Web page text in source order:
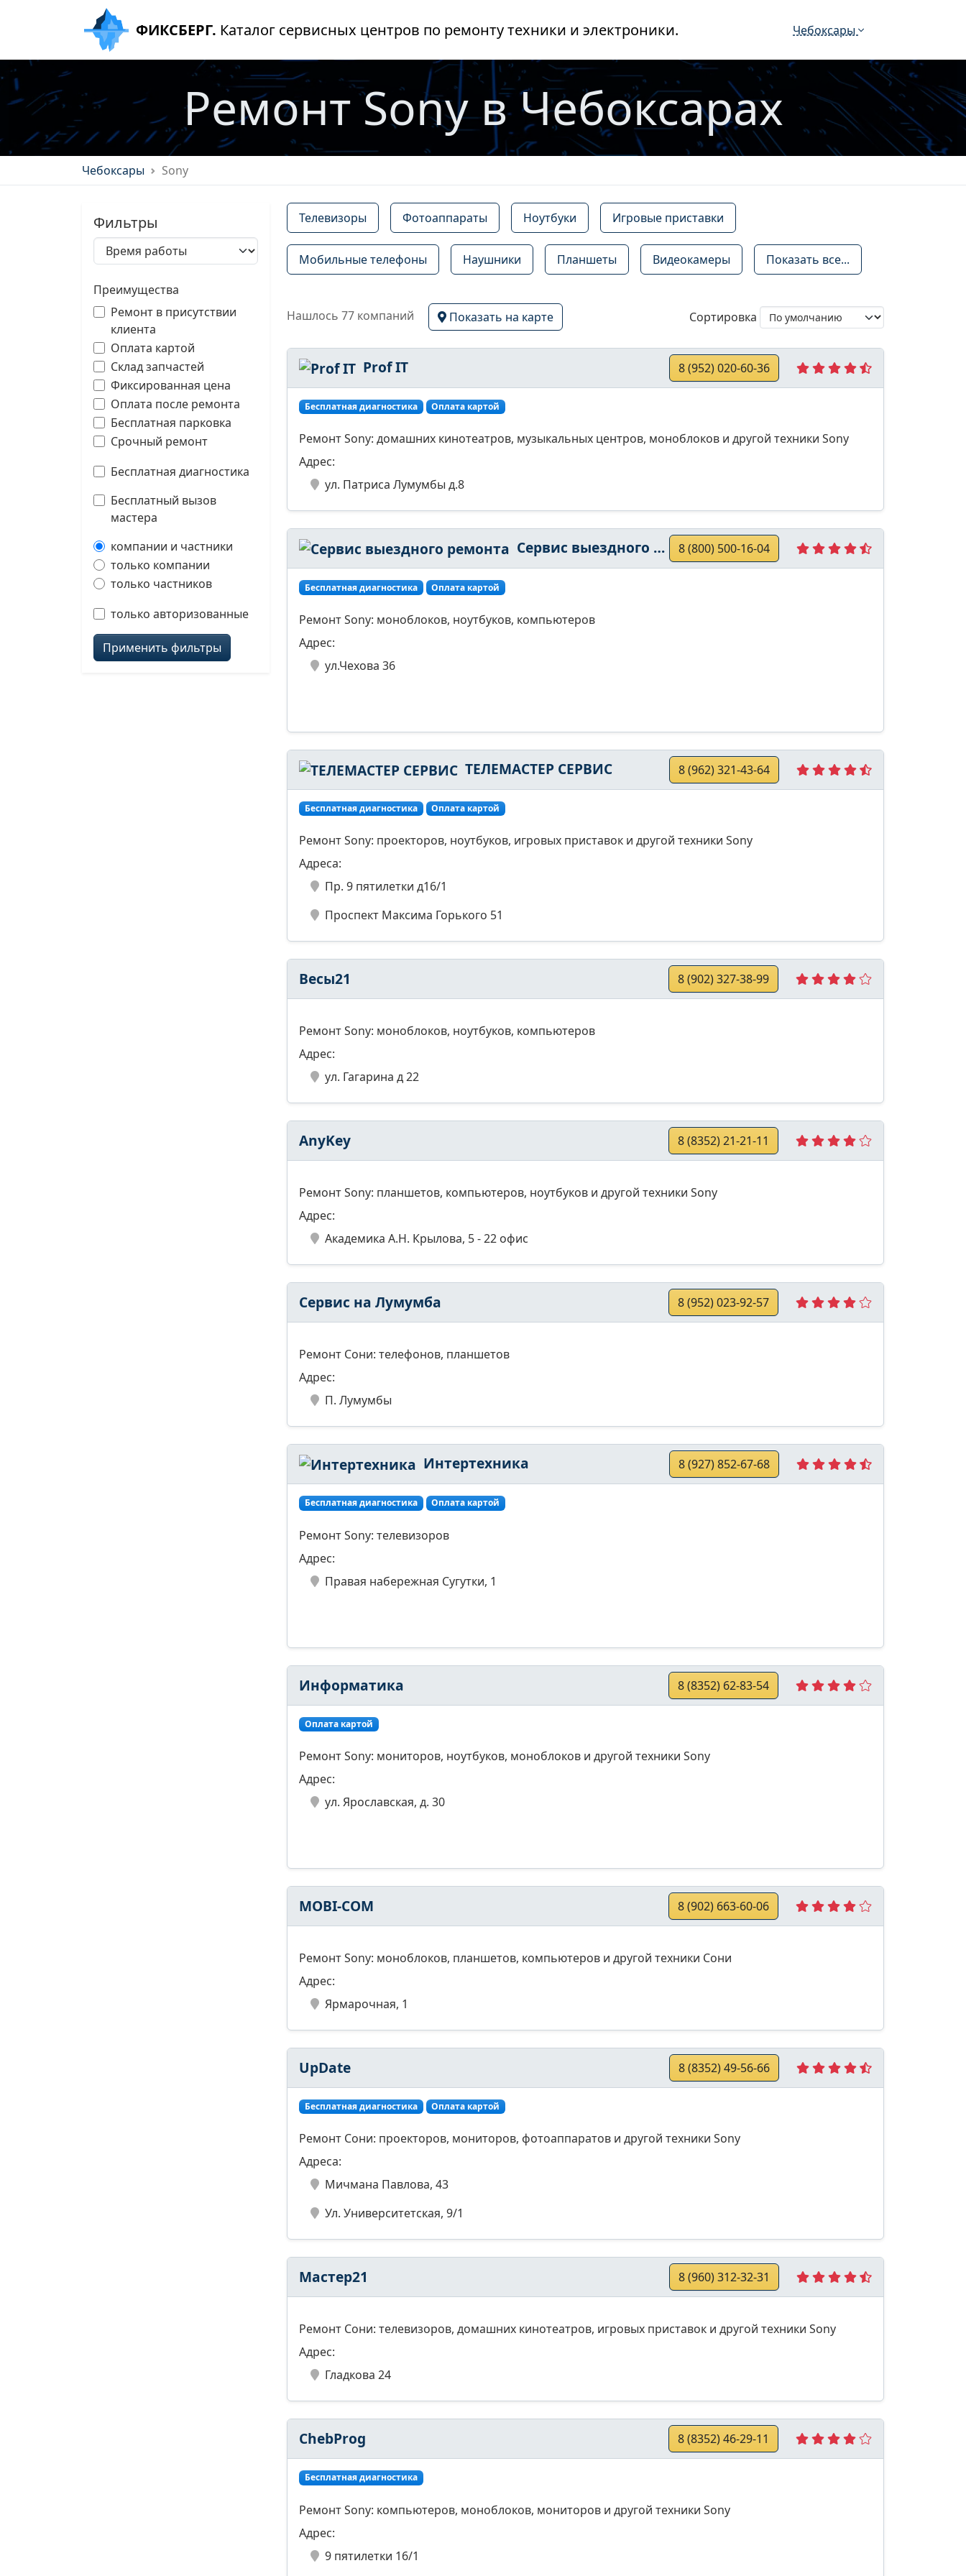
ФИКСБЕРГ. Каталог сервисных центров по ремонту техники и электроники. Чебоксары
Ремонт Sony в Чебоксарах
Чебоксары Sony
Фильтры
Преимущества
Ремонт в присутствии
клиента
Оплата картой
Склад запчастей
Фиксированная цена
Оплата после ремонта
Бесплатная парковка
Срочный ремонт
Бесплатная диагностика
Бесплатный вызов
мастера
компании и частники
только компании
только частников
только авторизованные
Применить фильтры
Телевизоры Фотоаппараты Ноутбуки Игровые приставки
Мобильные телефоны Наушники Планшеты Видеокамеры Показать все...
Нашлось 77 компаний Показать на карте Сортировка
Prof IT 8 (952) 020-60-36
Бесплатная диагностика Оплата картой
Ремонт Sony: домашних кинотеатров, музыкальных центров, моноблоков и другой техники Sony
Адрес:
ул. Патриса Лумумбы д.8
Сервис выездного ремонта 8 (800) 500-16-04
Бесплатная диагностика Оплата картой
Ремонт Sony: моноблоков, ноутбуков, компьютеров
Адрес:
ул.Чехова 36
ТЕЛЕМАСТЕР СЕРВИС 8 (962) 321-43-64
Бесплатная диагностика Оплата картой
Ремонт Sony: проекторов, ноутбуков, игровых приставок и другой техники Sony
Адреса:
Пр. 9 пятилетки д16/1
Проспект Максима Горького 51
Весы21 8 (902) 327-38-99
Ремонт Sony: моноблоков, ноутбуков, компьютеров
Адрес:
ул. Гагарина д 22
AnyKey 8 (8352) 21-21-11
Ремонт Sony: планшетов, компьютеров, ноутбуков и другой техники Sony
Адрес:
Академика А.Н. Крылова, 5 - 22 офис
Сервис на Лумумба 8 (952) 023-92-57
Ремонт Сони: телефонов, планшетов
Адрес:
П. Лумумбы
Интертехника 8 (927) 852-67-68
Бесплатная диагностика Оплата картой
Ремонт Sony: телевизоров
Адрес:
Правая набережная Сугутки, 1
Информатика 8 (8352) 62-83-54
Оплата картой
Ремонт Sony: мониторов, ноутбуков, моноблоков и другой техники Sony
Адрес:
ул. Ярославская, д. 30
MOBI-COM 8 (902) 663-60-06
Ремонт Sony: моноблоков, планшетов, компьютеров и другой техники Сони
Адрес:
Ярмарочная, 1
UpDate 8 (8352) 49-56-66
Бесплатная диагностика Оплата картой
Ремонт Сони: проекторов, мониторов, фотоаппаратов и другой техники Sony
Адреса:
Мичмана Павлова, 43
Ул. Университетская, 9/1
Мастер21 8 (960) 312-32-31
Ремонт Сони: телевизоров, домашних кинотеатров, игровых приставок и другой техники Sony
Адрес:
Гладкова 24
ChebProg 8 (8352) 46-29-11
Бесплатная диагностика
Ремонт Sony: компьютеров, моноблоков, мониторов и другой техники Sony
Адрес:
9 пятилетки 16/1